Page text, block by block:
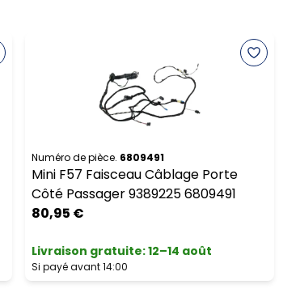
Numéro de pièce. 6809491
Mini F57 Faisceau Câblage Porte
Côté Passager 9389225 6809491
80,95 €
Livraison gratuite:12–14 août
Si payé avant 14:00